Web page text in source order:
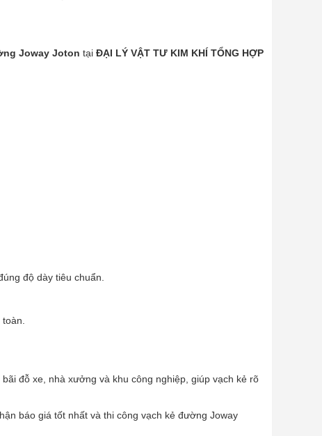
Joway Joton tại ĐẠI LÝ VẬT TƯ KIM KHÍ TỔNG HỢP
độ dày tiêu chuẩn.
đỗ xe, nhà xưởng và khu công nghiệp, giúp vạch kẻ rõ
báo giá tốt nhất và thi công vạch kẻ đường Joway